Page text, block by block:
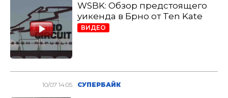
WSBK: Обзор предстоящего
уикенда в Брно от Ten Kate
ВИДЕО
10/07 14:05 СУПЕРБАЙК